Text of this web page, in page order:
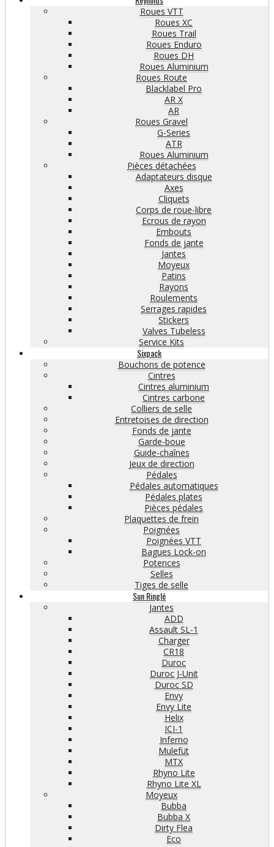
Roues VTT
Roues XC
Roues Trail
Roues Enduro
Roues DH
Roues Aluminium
Roues Route
Blacklabel Pro
AR X
AR
Roues Gravel
G-Series
ATR
Roues Aluminium
Pièces détachées
Adaptateurs disque
Axes
Cliquets
Corps de roue-libre
Ecrous de rayon
Embouts
Fonds de jante
Jantes
Moyeux
Patins
Rayons
Roulements
Serrages rapides
Stickers
Valves Tubeless
Service Kits
Sixpack
Bouchons de potence
Cintres
Cintres aluminium
Cintres carbone
Colliers de selle
Entretoises de direction
Fonds de jante
Garde-boue
Guide-chaînes
Jeux de direction
Pédales
Pédales automatiques
Pédales plates
Pièces pédales
Plaquettes de frein
Poignées
Poignées VTT
Bagues Lock-on
Potences
Selles
Tiges de selle
Sun Ringlé
Jantes
ADD
Assault SL-1
Charger
CR18
Duroc
Duroc J-Unit
Duroc SD
Envy
Envy Lite
Helix
ICI-1
Inferno
Mulefüt
MTX
Rhyno Lite
Rhyno Lite XL
Moyeux
Bubba
Bubba X
Dirty Flea
Eco